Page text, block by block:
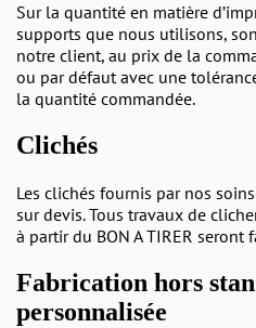
Sur la quantité en matière
supports que nous utilisons,
notre client, au prix de la
ou par défaut avec une
la quantité commandée.
Clichés
Les clichés fournis par nos
sur devis. Tous travaux de
à partir du BON A TIRER seront
Fabrication hors
personnalisée